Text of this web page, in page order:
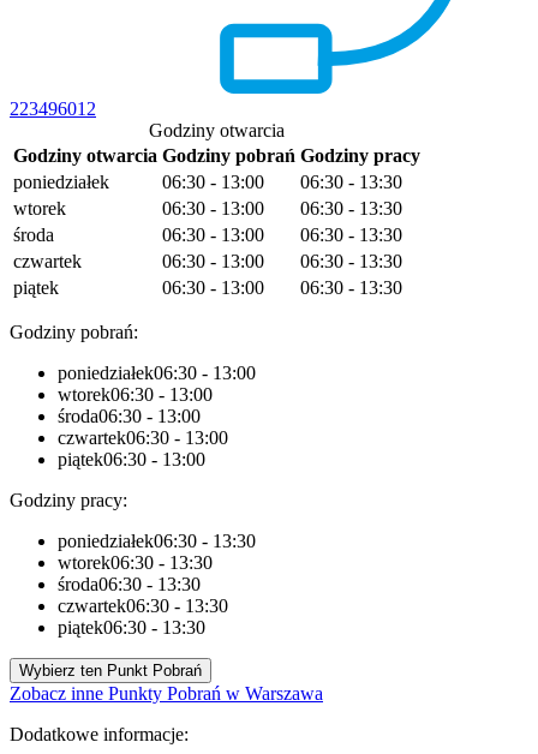
223496012
Godziny otwarcia
Godziny otwarcia Godziny pobrań Godziny pracy
poniedziałek
06:30 - 13:00
06:30 - 13:30
wtorek
06:30 - 13:00
06:30 - 13:30
środa
06:30 - 13:00
06:30 - 13:30
czwartek
06:30 - 13:00
06:30 - 13:30
piątek
06:30 - 13:00 06:30 - 13:30
Godziny pobrań:
poniedziałek06:30 - 13:00
wtorek06:30 - 13:00
środa06:30 - 13:00
czwartek06:30 - 13:00
piątek06:30 - 13:00
Godziny pracy:
poniedziałek06:30 - 13:30
wtorek06:30 - 13:30
środa06:30 - 13:30
czwartek06:30 - 13:30
piątek06:30 - 13:30
Wybierz ten Punkt Pobrań
Zobacz inne Punkty Pobrań w Warszawa
Dodatkowe informacje: